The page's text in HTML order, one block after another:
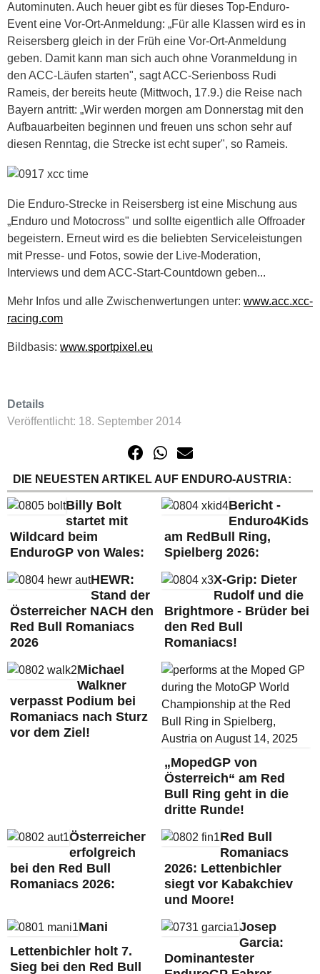
Autominuten. Auch heuer gibt es für dieses Top-Enduro-
Event eine Vor-Ort-Anmeldung: „Für alle Klassen wird es in
Reisersberg gleich in der Früh eine Vor-Ort-Anmeldung
geben. Damit kann man sich auch ohne Voranmeldung in
den ACC-Läufen starten", sagt ACC-Serienboss Rudi
Rameis, der bereits heute (Mittwoch, 17.9.) die Reise nach
Bayern antritt: „Wir werden morgen am Donnerstag mit den
Aufbauarbeiten beginnen und freuen uns schon sehr auf
diesen Renntag, die Strecke ist echt super", so Rameis.
Die Enduro-Strecke in Reisersberg ist eine Mischung aus
„Enduro und Motocross" und sollte eigentlich alle Offroader
begeistern. Erneut wird es die beliebten Serviceleistungen
mit Presse- und Fotos, sowie der Live-Moderation,
Interviews und dem ACC-Start-Countdown geben...
Mehr Infos und alle Zwischenwertungen unter: www.acc.xcc-
racing.com
Bildbasis: www.sportpixel.eu
Details
Veröffentlicht: 18. September 2014
DIE NEUESTEN ARTIKEL AUF ENDURO-AUSTRIA:
Billy Bolt
startet mit
Wildcard beim
EnduroGP von Wales:
Bericht -
Enduro4Kids
am RedBull Ring,
Spielberg 2026:
HEWR:
Stand der
Österreicher NACH den
Red Bull Romaniacs
2026
X-Grip: Dieter
Rudolf und die
Brightmore - Brüder bei
den Red Bull
Romaniacs!
Michael
Walkner
verpasst Podium bei
Romaniacs nach Sturz
vor dem Ziel!
„MopedGP von
Österreich“ am Red
Bull Ring geht in die
dritte Runde!
Österreicher
erfolgreich
bei den Red Bull
Romaniacs 2026:
Red Bull
Romaniacs
2026: Lettenbichler
siegt vor Kabakchiev
und Moore!
Mani
Lettenbichler holt 7.
Sieg bei den Red Bull
Josep
Garcia:
Dominantester